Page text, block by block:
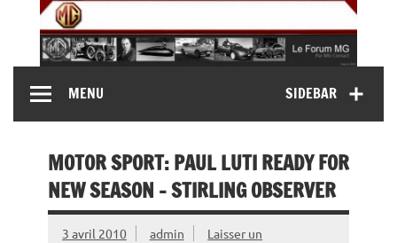
content
MG Contact
MG B, MG F, MG A, Midget…)SIDEBAR
MENU
MOTOR SPORT: PAUL LUTI READY FOR
NEW SEASON – STIRLING OBSERVER
3 avril 2010 admin
Laisser un